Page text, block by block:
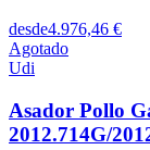
desde4.976,46 €
Agotado
Udi
Asador Pollo
2012.714G/